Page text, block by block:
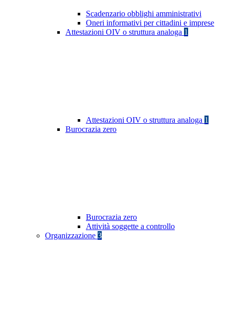
Scadenzario obblighi amministrativi
Oneri informativi per cittadini e imprese
Attestazioni OIV o struttura analoga 1
Attestazioni OIV o struttura analoga 1
Burocrazia zero
Burocrazia zero
Attività soggette a controllo
Organizzazione 3